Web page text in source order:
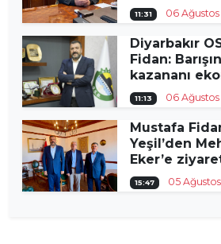
11:31 06
Diyarbakır
Fidan:
kazananı
11:13 06
Mustafa
Yeşil’den
Eker’e
15:47 05